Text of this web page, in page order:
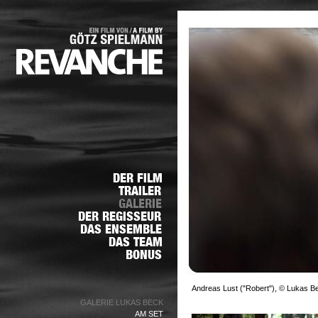
GALERIE LUKAS BECK
AM SET
Andreas Lust ("Robert"), © Lukas